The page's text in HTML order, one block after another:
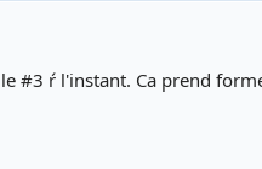
#3 ŕ l'instant. Ca prend